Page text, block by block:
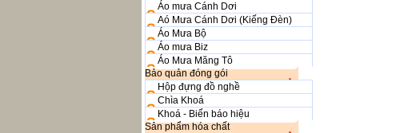
Áo mưa Cánh Dơi
Aó Mưa Cánh Dơi (Kiếng Đèn)
Áo Mưa Bộ
Áo mưa Biz
Áo Mưa Măng Tô
Bảo quản đóng gói
Hộp đựng đồ nghề
Chìa Khoá
Khoá - Biển báo hiệu
Sản phẩm hóa chất